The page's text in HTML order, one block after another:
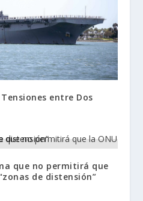
entre Dos
que no permitirá que
de distensión”